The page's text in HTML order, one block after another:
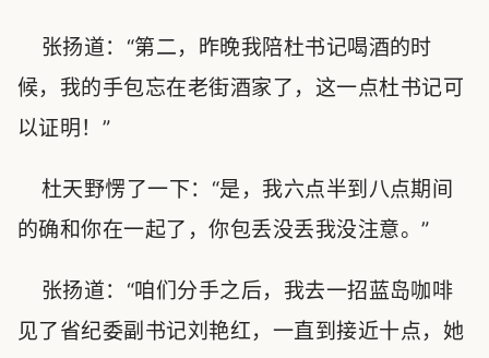
张扬道：“第二，昨晚我陪杜书记喝酒的时
候，我的手包忘在老街酒家了，这一点杜书记可
以证明！”
杜天野愣了一下：“是，我六点半到八点期间
的确和你在一起了，你包丢没丢我没注意。”
张扬道：“咱们分手之后，我去一招蓝岛咖啡
见了省纪委副书记刘艳红，一直到接近十点，她